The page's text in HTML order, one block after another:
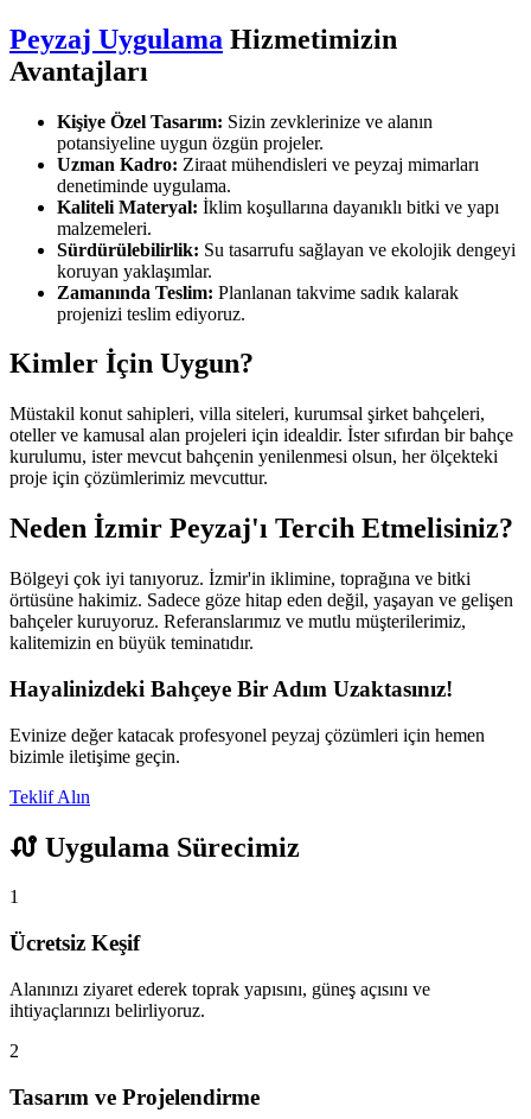
Peyzaj Uygulama Hizmetimizin
Avantajları
Kişiye Özel Tasarım: Sizin zevklerinize ve alanın
potansiyeline uygun özgün projeler.
Uzman Kadro: Ziraat mühendisleri ve peyzaj mimarları
denetiminde uygulama.
Kaliteli Materyal: İklim koşullarına dayanıklı bitki ve yapı
malzemeleri.
Sürdürülebilirlik: Su tasarrufu sağlayan ve ekolojik dengeyi
koruyan yaklaşımlar.
Zamanında Teslim: Planlanan takvime sadık kalarak
projenizi teslim ediyoruz.
Kimler İçin Uygun?
Müstakil konut sahipleri, villa siteleri, kurumsal şirket bahçeleri,
oteller ve kamusal alan projeleri için idealdir. İster sıfırdan bir bahçe
kurulumu, ister mevcut bahçenin yenilenmesi olsun, her ölçekteki
proje için çözümlerimiz mevcuttur.
Neden İzmir Peyzaj'ı Tercih Etmelisiniz?
Bölgeyi çok iyi tanıyoruz. İzmir'in iklimine, toprağına ve bitki
örtüsüne hakimiz. Sadece göze hitap eden değil, yaşayan ve gelişen
bahçeler kuruyoruz. Referanslarımız ve mutlu müşterilerimiz,
kalitemizin en büyük teminatıdır.
Hayalinizdeki Bahçeye Bir Adım Uzaktasınız!
Evinize değer katacak profesyonel peyzaj çözümleri için hemen
bizimle iletişime geçin.
Teklif Alın
Uygulama Sürecimiz
1
Ücretsiz Keşif
Alanınızı ziyaret ederek toprak yapısını, güneş açısını ve
ihtiyaçlarınızı belirliyoruz.
2
Tasarım ve Projelendirme